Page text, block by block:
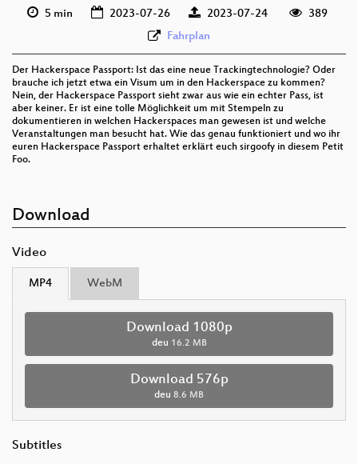
5 min 2023-07-26 2023-07-24
389
Fahrplan
Der Hackerspace Passport: Ist das eine neue Trackingtechnologie? Oder
brauche ich jetzt etwa ein Visum um in den Hackerspace zu kommen?
Nein, der Hackerspace Passport sieht zwar aus wie ein echter Pass, ist
aber keiner. Er ist eine tolle Möglichkeit um mit Stempeln zu
dokumentieren in welchen Hackerspaces man gewesen ist und welche
Veranstaltungen man besucht hat. Wie das genau funktioniert und wo ihr
euren Hackerspace Passport erhaltet erklärt euch sirgoofy in diesem Petit
Foo.
Download
Video
MP4 WebM
Download 1080p
deu 16.2 MB
Download 576p
deu 8.6 MB
Subtitles